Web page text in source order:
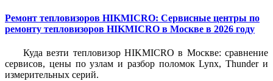
Ремонт тепловизоров HIKMICRO: Сервисные центры по
ремонту тепловизоров HIKMICRO в Москве в 2026 году
Куда везти тепловизор HIKMICRO в Москве: сравнение
сервисов, цены по узлам и разбор поломок Lynx, Thunder и
измерительных серий.